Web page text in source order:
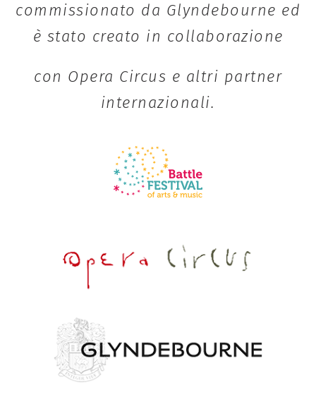
commissionato da Glyndebourne ed
è stato creato in collaborazione
con Opera Circus e altri partner
internazionali.